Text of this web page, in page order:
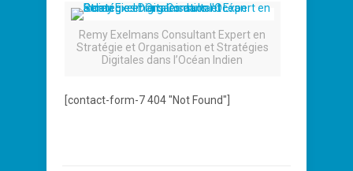
Remy Exelmans Consultant Expert en
Stratégie et Organisation et Stratégies
Digitales dans l’Océan Indien
[contact-form-7 404 "Not Found"]